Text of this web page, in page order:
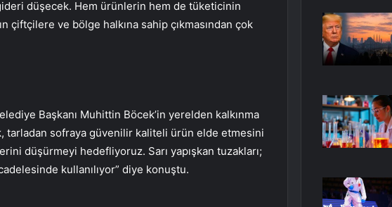
düşecek. Hem ürünlerin hem de tüketicinin
çiftçilere ve bölge halkına sahip çıkmasından çok
Başkanı Muhittin Böcek’in yerelden kalkınma
tarladan sofraya güvenilir kaliteli ürün elde etmesini
düşürmeyi hedefliyoruz. Sarı yapışkan tuzakları;
kullanılıyor” diye konuştu.